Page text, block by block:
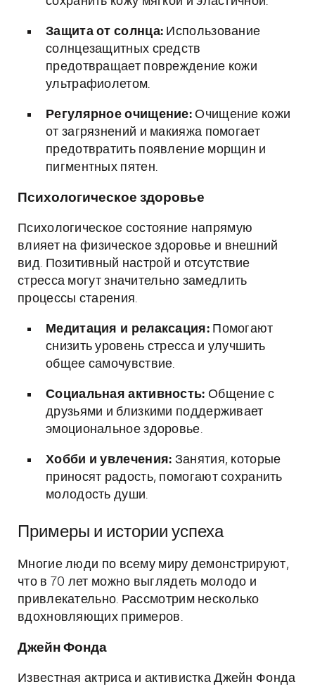
Защита от солнца: Использование
солнцезащитных средств
предотвращает повреждение кожи
ультрафиолетом.
Регулярное очищение: Очищение кожи
от загрязнений и макияжа помогает
предотвратить появление морщин и
пигментных пятен.
Психологическое здоровье
Психологическое состояние напрямую
влияет на физическое здоровье и внешний
вид. Позитивный настрой и отсутствие
стресса могут значительно замедлить
процессы старения.
Медитация и релаксация:Помогают
снизить уровень стресса и улучшить
общее самочувствие.
Социальная активность: Общение с
друзьями и близкими поддерживает
эмоциональное здоровье.
Хобби и увлечения: Занятия, которые
приносят радость, помогают сохранить
молодость души.
Примеры и истории успеха
Многие люди по всему миру демонстрируют,
что в 70 лет можно выглядеть молодо и
привлекательно. Рассмотрим несколько
вдохновляющих примеров.
Джейн Фонда
Известная актриса и активистка Джейн Фонда